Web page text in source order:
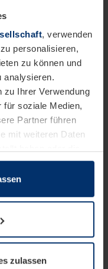
, verwenden
personalisieren,
zu können und
analysieren.
zu Ihrer Verwendung
für soziale Medien,
Partner führen
mit weiteren Daten
gesammelt
unbedingt
Typen benötigen
können Sie jederzeit
ändern oder
zulassen